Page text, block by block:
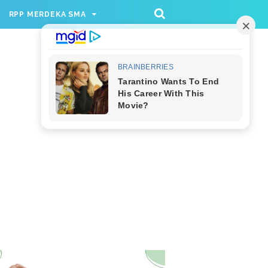
[336, 280], 'div-gpt-ad-1733174991559-
RPP MERDEKA SMA